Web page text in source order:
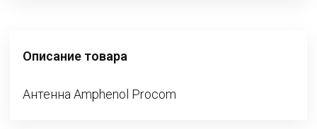
Описание товара
Антенна Amphenol Procom